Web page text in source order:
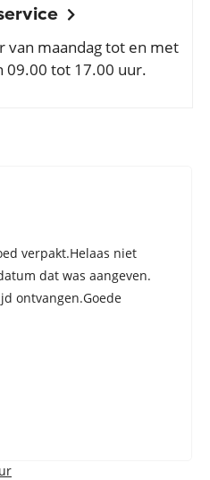
van maandag tot en met
09.00 tot 17.00 uur.
verpakt.Helaas niet
dat was aangeven.
ontvangen.Goede